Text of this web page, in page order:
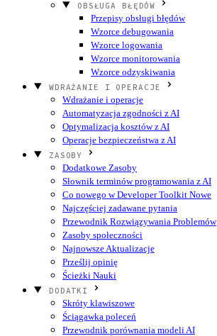
OBSŁUGA BŁĘDÓW
Przepisy obsługi błędów
Wzorce debugowania
Wzorce logowania
Wzorce monitorowania
Wzorce odzyskiwania
WDRAŻANIE I OPERACJE
Wdrażanie i operacje
Automatyzacja zgodności z AI
Optymalizacja kosztów z AI
Operacje bezpieczeństwa z AI
ZASOBY
Dodatkowe Zasoby
Słownik terminów programowania z AI
Co nowego w Developer Toolkit Nowe
Najczęściej zadawane pytania
Przewodnik Rozwiązywania Problemów
Zasoby społeczności
Najnowsze Aktualizacje
Prześlij opinię
Ścieżki Nauki
DODATKI
Skróty klawiszowe
Ściągawka poleceń
Przewodnik porównania modeli AI